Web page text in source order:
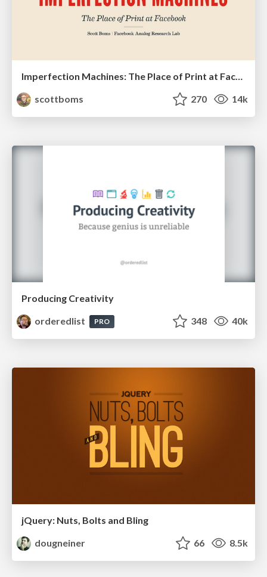
scottboms
270 14k
Producing Creativity
orderedlist
PRO 348 40k
jQuery: Nuts, Bolts and Bling
dougneiner
66 8.5k